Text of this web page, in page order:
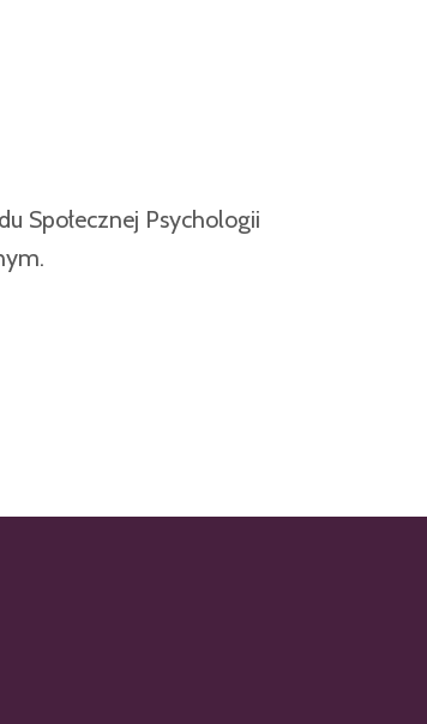
Społecznej Psychologii